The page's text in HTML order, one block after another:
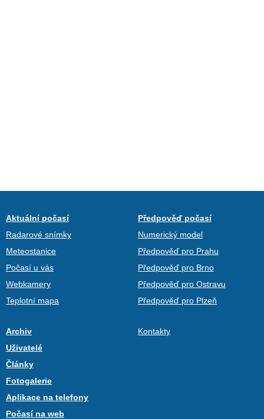
Aktuální počasí
Radarové snímky
Meteostanice
Počasí u vás
Webkamery
Teplotní mapa
Předpověď počasí
Numerický model
Předpověď pro Prahu
Předpověď pro Brno
Předpověď pro Ostravu
Předpověď pro Plzeň
Archiv
Uživatelé
Články
Fotogalerie
Aplikace na telefony
Počasí na web
Kontakty